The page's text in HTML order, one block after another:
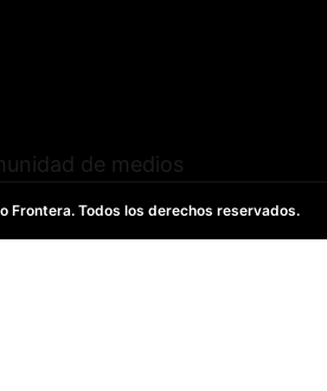
Todos los derechos reservados.